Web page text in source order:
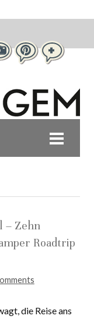
– Zehn
Roadtrip
die Reise ans